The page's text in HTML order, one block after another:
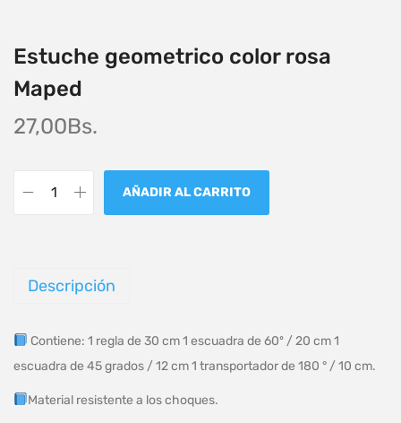
Estuche geometrico color rosa
Maped
27,00Bs.
AÑADIR AL CARRITO
Descripción
Contiene: 1 regla de 30 cm 1 escuadra de 60º / 20 cm 1
escuadra de 45 grados / 12 cm 1 transportador de 180 ° / 10 cm.
Material resistente a los choques.